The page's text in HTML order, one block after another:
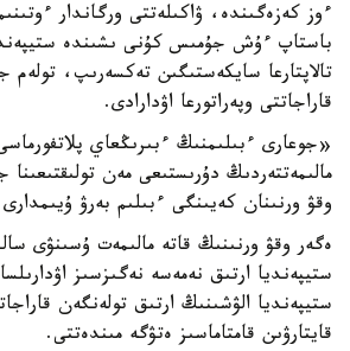
ءوز كەزەگىندە، ۋاكىلەتتى ورگاندار
باستاپ ءۇش جۇمىس كۇنى ىشىندە
تالاپتارعا سايكەستىگىن تەكسەرىپ،
قاراجاتتى وپەراتورعا اۋدارادى.
«جوعارى ءبىلىمنىڭ ءبىرىڭعاي
مالىمەتتەردىڭ دۇرىستىعى مەن
وقۋ ورنىنان كەيىنگى ءبىلىم بەرۋ
ەگەر وقۋ ورنىنىڭ قاتە مالىمەت ۇسىنۋى
ستيپەنديا ارتىق نەمەسە نەگىزسىز
ستيپەنديا الۋشىنىڭ ارتىق تولەنگەن
قايتارۋىن قامتاماسىز ەتۋگە مىندەتتى.